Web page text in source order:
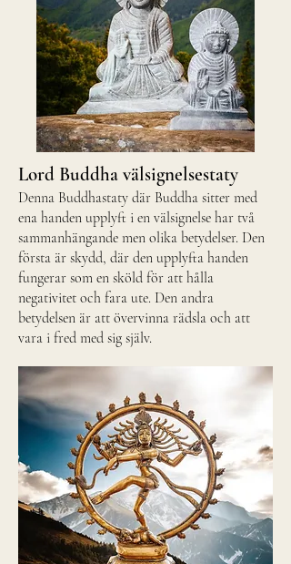
Lord Buddha välsignelsestaty
Denna Buddhastaty där Buddha sitter med
ena handen upplyft i en välsignelse har två
sammanhängande men olika betydelser. Den
första är skydd, där den upplyfta handen
fungerar som en sköld för att hålla
negativitet och fara ute. Den andra
betydelsen är att övervinna rädsla och att
vara i fred med sig själv.